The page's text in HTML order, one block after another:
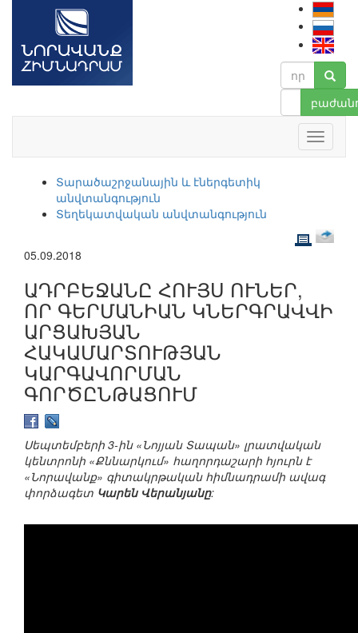
Տարածաշրջանային և էներգետիկ
անվտանգություն
Տեղեկատվական անվտանգություն
05.09.2018
ԱԴՐԲԵՋԱՆԸ ՀՈՒՅՍ ՈՒՆԵՐ,
ՈՐ ԳԵՐՄԱՆԻԱՆ ԿՆԵՐԳՐԱՎՎԻ
ԱՐՑԱԽՅԱՆ
ՀԱԿԱՄԱՐՏՈՒԹՅԱՆ
ԿԱՐԳԱՎՈՐՄԱՆ
ԳՈՐԾԸՆԹԱՑՈՒՄ
Սեպտեմբերի 3-ին «Նոյյան Տապան» լրատվական
կենտրոնի «Քննարկում» հաղորդաշարի հյուրն է
«Նորավանք» գիտակրթական հիմնադրամի ավագ
փորձագետ Կարեն Վերանյանը: